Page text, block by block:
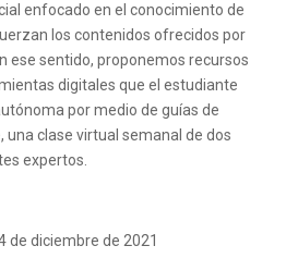
enfocado en el conocimiento de
los contenidos ofrecidos por
ese sentido, proponemos recursos
digitales que el estudiante
por medio de guías de
una clase virtual semanal de dos
expertos.
de diciembre de 2021